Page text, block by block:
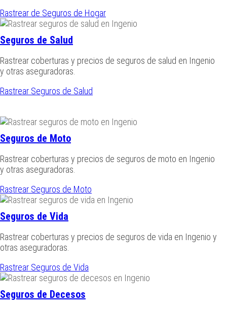
Rastrear de Seguros de Hogar
Seguros de Salud
Rastrear coberturas y precios de seguros de salud en Ingenio
y otras aseguradoras.
Rastrear Seguros de Salud
Seguros de Moto
Rastrear coberturas y precios de seguros de moto en Ingenio
y otras aseguradoras.
Rastrear Seguros de Moto
Seguros de Vida
Rastrear coberturas y precios de seguros de vida en Ingenio y
otras aseguradoras.
Rastrear Seguros de Vida
Seguros de Decesos